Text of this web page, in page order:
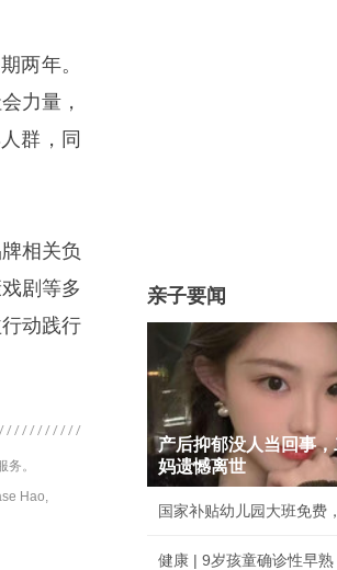
两年。
力量，
群，同
相关负
剧等多
动践行
。
Hao,
亲子要闻
产后抑郁没人当回事
妈遗憾离世
国家补贴幼儿园大班免费
健康 | 9岁孩童确诊性早熟